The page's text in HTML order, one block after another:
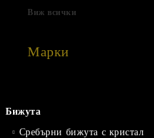
Виж всички
Марки
Бижута
Сребърни бижута с кристал